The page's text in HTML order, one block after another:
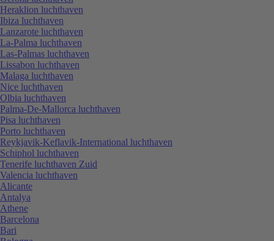
Heraklion luchthaven
Ibiza luchthaven
Lanzarote luchthaven
La-Palma luchthaven
Las-Palmas luchthaven
Lissabon luchthaven
Malaga luchthaven
Nice luchthaven
Olbia luchthaven
Palma-De-Mallorca luchthaven
Pisa luchthaven
Porto luchthaven
Reykjavik-Keflavik-International luchthaven
Schiphol luchthaven
Tenerife luchthaven Zuid
Valencia luchthaven
Alicante
Antalya
Athene
Barcelona
Bari